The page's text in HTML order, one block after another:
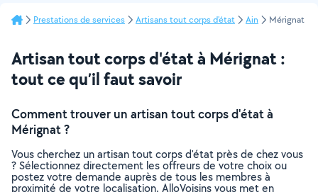
Prestations de services Artisans tout corps d'état Ain Mérignat
Artisan tout corps d'état à Mérignat :
tout ce qu’il faut savoir
Comment trouver un artisan tout corps d'état à
Mérignat ?
Vous cherchez un artisan tout corps d'état près de chez vous
? Sélectionnez directement les offreurs de votre choix ou
postez votre demande auprès de tous les membres à
proximité de votre localisation. AlloVoisins vous met en